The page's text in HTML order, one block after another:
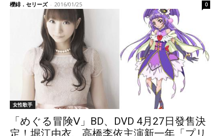
櫻緋．セリーズ - 2016/01/25 0
女性歌手
「めぐる冒険Ⅴ」BD、DVD 4月27日發售決
定！堀江由衣、高橋李依主演新一年「プリ